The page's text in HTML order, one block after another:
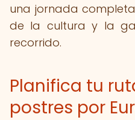
una jornada
de la cultura y la
recorrido.
Planifica tu
postres por